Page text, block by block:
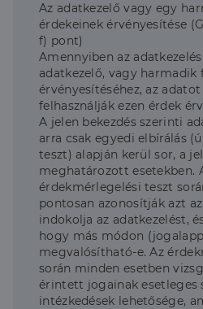
Az adatkezelő vagy egy
érdekeinek érvényesítése
f) pont)
Amennyiben az
adatkezelő, vagy harmadik
érvényesítéséhez, az
felhasználják ezen érdek
A jelen bekezdés szerinti
arra csak egyedi elbírálás
teszt) alapján kerül sor, a
meghatározott esetekben.
érdekmérlegelési teszt
pontosan azonosítják azt
indokolja az adatkezelést,
hogy más módon
megvalósítható-e. Az
során minden esetben
érintett jogainak esetleges
intézkedések lehetősége,
_gcl_au
Google LLC
.dh.hu